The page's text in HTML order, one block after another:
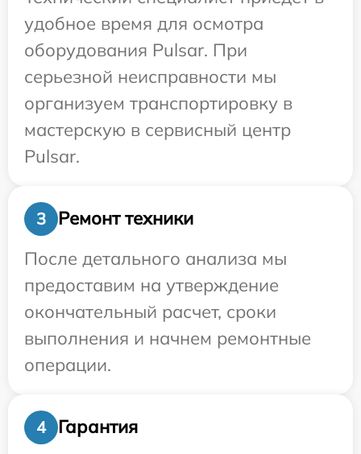
удобное время для осмотра
оборудования Pulsar. При
серьезной неисправности мы
организуем транспортировку в
мастерскую в сервисный центр
Pulsar.
3
Ремонт техники
После детального анализа мы
предоставим на утверждение
окончательный расчет, сроки
выполнения и начнем ремонтные
операции.
4
Гарантия